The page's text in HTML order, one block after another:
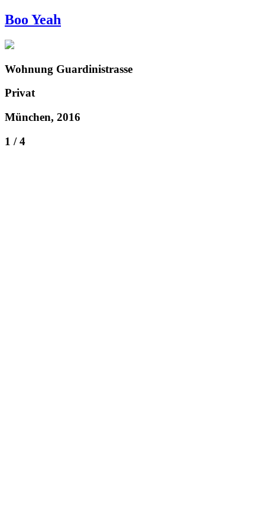
Boo Yeah
Wohnung Guardinistrasse
Privat
München, 2016
1 / 4